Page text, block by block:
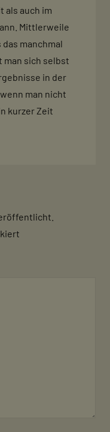
als auch im
Mittlerweile
manchmal
man sich selbst
in der
man nicht
kurzer Zeit